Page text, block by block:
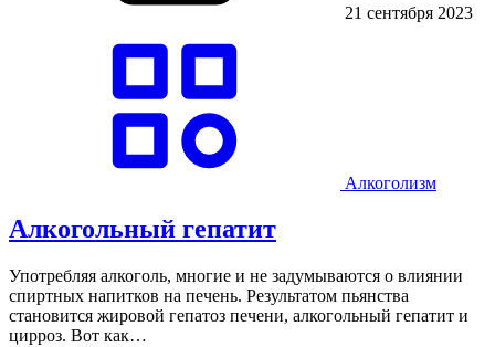
21 сентября 2023
Алкоголизм
Алкогольный гепатит
Употребляя алкоголь, многие и не задумываются о влиянии
спиртных напитков на печень. Результатом пьянства
становится жировой гепатоз печени, алкогольный гепатит и
цирроз. Вот как…